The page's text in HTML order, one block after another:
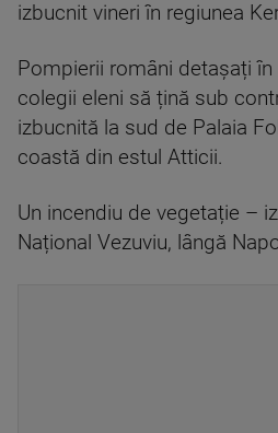
izbucnit vineri în regiunea
Pompierii români detașați în
colegii eleni să țină sub
izbucnită la sud de Palaia
coastă din estul Atticii.
Un incendiu de vegetație –
Național Vezuviu, lângă